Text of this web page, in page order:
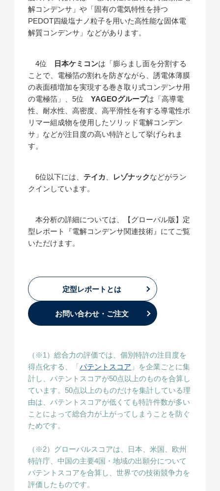
解コンデンサ」や「固有の電気特性を持つ
PEDOT四級塩ナノ粒子を用いた高性能な固体電
解質コンデンサ」などがあります。
4位 日本ケミコンは「膨らまし面を分割する
ことで、電極箔の割れを防ぎながら、誘電体薄膜
の表面積増加を実現する巻き取り式コンデンサ用
の電極箔」、5位YAGEOグループは「高導電
性、耐水性、高密度、高平滑性を有する導電性ポ
リマー組成物を使用したソリッド電解コンデン
サ」などが注目度の高い特許として挙げられま
す。
6位以下には、 テイカ レゾナックなどがラン
クインしています。
本分析の詳細については、【グローバル版】定
型レポート『電解コンデンサ関連技術』にてご覧
いただけます。
定型レポートとは
お問い合わせ・ご注文
（※1）総合力の評価では、個別特許の注目度を
得点化する、「パテントスコア 」を企業ごとに集
計し、パテントスコアが50点以上のものを合算し
ています。50点以上のものだけを集計している理
由は、パテントスコアが低くても特許件数が多い
ことによって総合力が上がってしまうことを防ぐ
ためです。
（※2）グローバルスコアは、日本、米国、欧州
特許庁、中国の主要4国・地域の出願分について
パテントスコアを合算し、世界での技術競争力を
評価したものです。